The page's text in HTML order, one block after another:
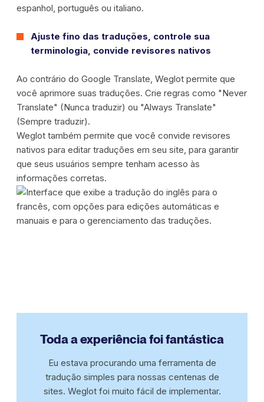
espanhol, português ou italiano.
Ajuste fino das traduções, controle sua
terminologia, convide revisores nativos
Ao contrário do Google Translate, Weglot permite que
você aprimore suas traduções. Crie regras como "Never
Translate" (Nunca traduzir) ou "Always Translate"
(Sempre traduzir).
Weglot também permite que você convide revisores
nativos para editar traduções em seu site, para garantir
que seus usuários sempre tenham acesso às
informações corretas.
Toda a experiência foi fantástica
Eu estava procurando uma ferramenta de
tradução simples para nossas centenas de
sites. Weglot foi muito fácil de implementar.